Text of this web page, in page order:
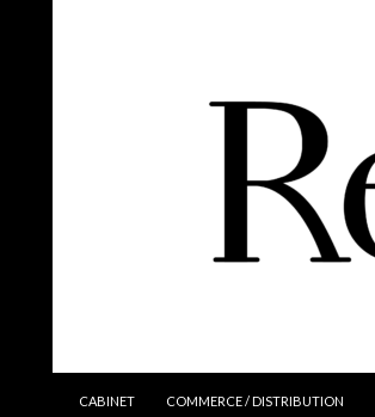
CABINET
COMMERCE / DISTRIBUTION